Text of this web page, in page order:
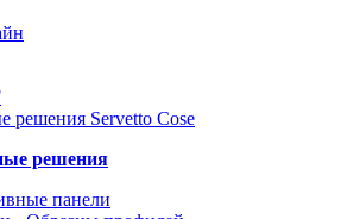
решения
панели